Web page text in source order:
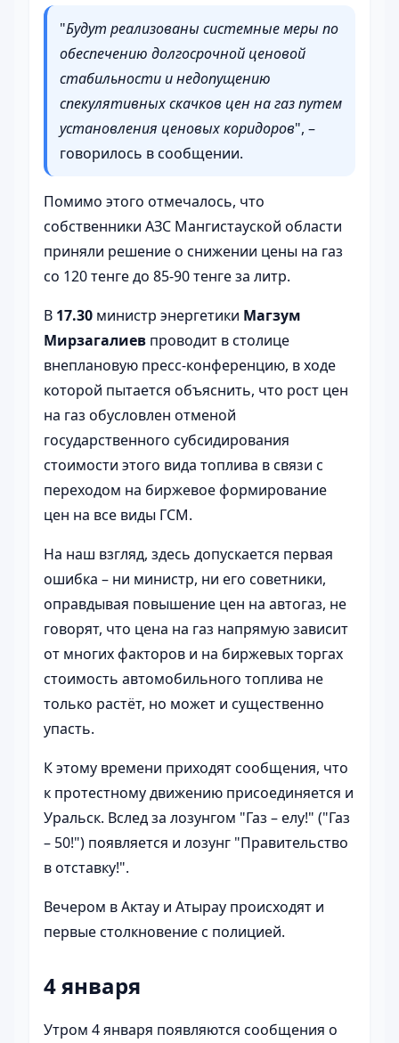
"Будут реализованы системные меры по
обеспечению долгосрочной ценовой
стабильности и недопущению
спекулятивных скачков цен на газ путем
установления ценовых коридоров", –
говорилось в сообщении.
Помимо этого отмечалось, что
собственники АЗС Мангистауской области
приняли решение о снижении цены на газ
со 120 тенге до 85-90 тенге за литр.
В 17.30 министр энергетики Магзум
Мирзагалиев проводит в столице
внеплановую пресс-конференцию, в ходе
которой пытается объяснить, что рост цен
на газ обусловлен отменой
государственного субсидирования
стоимости этого вида топлива в связи с
переходом на биржевое формирование
цен на все виды ГСМ.
На наш взгляд, здесь допускается первая
ошибка – ни министр, ни его советники,
оправдывая повышение цен на автогаз, не
говорят, что цена на газ напрямую зависит
от многих факторов и на биржевых торгах
стоимость автомобильного топлива не
только растёт, но может и существенно
упасть.
К этому времени приходят сообщения, что
к протестному движению присоединяется и
Уральск. Вслед за лозунгом "Газ – елу!" ("Газ
– 50!") появляется и лозунг "Правительство
в отставку!".
Вечером в Актау и Атырау происходят и
первые столкновение с полицией.
4 января
Утром 4 января появляются сообщения о